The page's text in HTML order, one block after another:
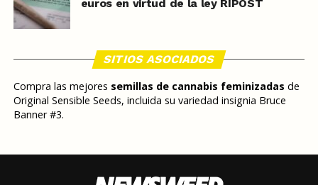
euros en virtud de la ley RIPOST
SITIOS ASOCIADOS
Compra las mejores semillas de cannabis feminizadas de
Original Sensible Seeds, incluida su variedad insignia Bruce
Banner #3.